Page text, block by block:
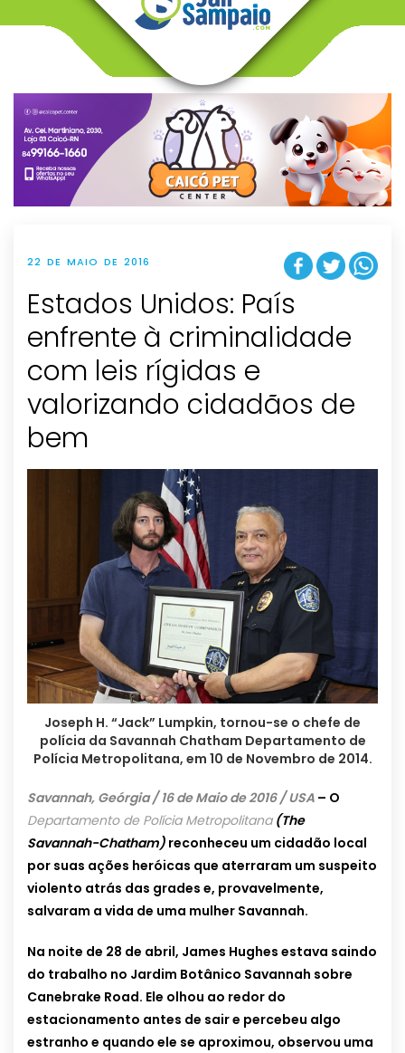
v
g
t
i
o
n
22 DE MAIO DE 2016
Estados Unidos: País
enfrente à criminalidade
com leis rígidas e
valorizando cidadãos de
bem
Joseph H. “Jack” Lumpkin, tornou-se o chefe de
polícia da Savannah Chatham Departamento de
Polícia Metropolitana, em 10 de Novembro de 2014.
Savannah, Geórgia / 16 de Maio de 2016 / USA – O
Departamento de Polícia Metropolitana(The
Savannah-Chatham) reconheceu um cidadão local
por suas ações heróicas que aterraram um suspeito
violento atrás das grades e, provavelmente,
salvaram a vida de uma mulher Savannah.
Na noite de 28 de abril, James Hughes estava saindo
do trabalho no Jardim Botânico Savannah sobre
Canebrake Road. Ele olhou ao redor do
estacionamento antes de sair e percebeu algo
estranho e quando ele se aproximou, observou uma